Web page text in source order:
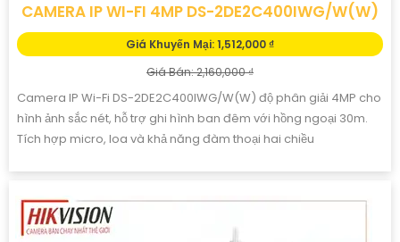
CAMERA IP WI-FI 4MP DS-2DE2C400IWG/W(W)
Giá Khuyến Mại: 1,512,000 ₫
Giá Bán: 2,160,000 ₫
Camera IP Wi-Fi DS-2DE2C400IWG/W(W) độ phân giải 4MP cho
hình ảnh sắc nét, hỗ trợ ghi hình ban đêm với hồng ngoại 30m.
Tích hợp micro, loa và khả năng đàm thoại hai chiều